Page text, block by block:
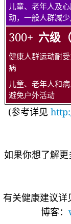
儿童、老年人及
动，一般人群减
300+ 六级
健康人群运动耐
病
儿童、老年人和
避免户外活动
(参考详见
如果你想了解
有关健康建议
博客：